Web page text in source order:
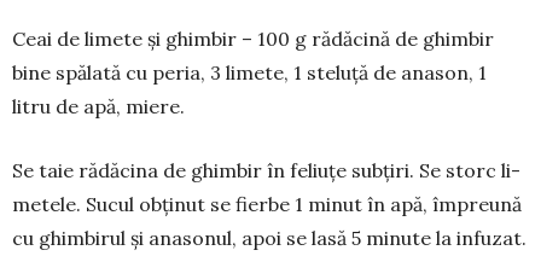
Ceai de limete și ghimbir – 100 g rădăcină de ghimbir
bine spălată cu peria, 3 li­mete, 1 steluță de ana­son, 1
litru de apă, miere.
Se taie rădăcina de ghimbir în feliuțe subțiri. Se storc li­
me­tele. Su­cul obținut se fierbe 1 mi­nut în apă, împreună
cu ghimbirul și anasonul, apoi se lasă 5 minute la infu­zat.